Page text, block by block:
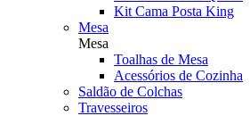
Kit Cama Posta King
Mesa
Mesa
Toalhas de Mesa
Acessórios de Cozinha
Saldão de Colchas
Travesseiros